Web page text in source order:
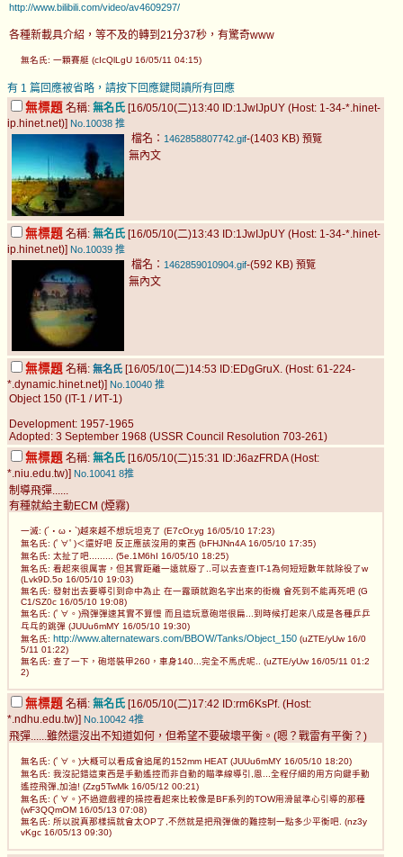
http://www.bilibili.com/video/av4609297/
各種新載具介紹，等不及的轉到21分37秒，有驚奇www
無名氏: 一顆賽艇 (cIcQlLgU 16/05/11 04:15)
有 1 篇回應被省略，請按下回應鍵閱讀所有回應
無標題 名稱: 無名氏 [16/05/10(二)13:40 ID:1JwIJpUY (Host: 1-34-*.hinet-
ip.hinet.net)] No.10038 推
檔名： 1462858807742.gif-(1403 KB) 預覽
無內文
無標題 名稱: 無名氏 [16/05/10(二)13:43 ID:1JwIJpUY (Host: 1-34-*.hinet-
ip.hinet.net)] No.10039 推
檔名： 1462859010904.gif-(592 KB) 預覽
無內文
無標題 名稱: 無名氏 [16/05/10(二)14:53 ID:EDgGruX. (Host: 61-224-
*.dynamic.hinet.net)] No.10040 推
Object 150 (IT-1 / ИТ-1)
Development: 1957-1965
Adopted: 3 September 1968 (USSR Council Resolution 703-261)
無標題 名稱: 無名氏 [16/05/10(二)15:31 ID:J6azFRDA (Host:
*.niu.edu.tw)] No.10041 8推
制導飛彈......
有種就給主動ECM (煙霧)
一滅: (´・ω・`)越來越不想玩坦克了 (E7cOr.yg 16/05/10 17:23)
無名氏: (ﾟ∀ﾟ)＜還好吧 反正應該沒用的東西 (bFHJNn4A 16/05/10 17:35)
無名氏: 太扯了吧......... (5e.1M6hI 16/05/10 18:25)
無名氏: 看起來很厲害，但其實距離一遠就廢了..可以去查查IT-1為何短短數年就除役了w
(Lvk9D.5o 16/05/10 19:03)
無名氏: 發射出去要導引到命中為止 在一露頭就跑名字出來的街機 會死到不能再死吧 (G
C1/SZ0c 16/05/10 19:08)
無名氏: (ﾟ∀。)飛彈彈速其實不算慢 而且這玩意砲塔很扁...到時候打起來八成是各種乒乒
乓乓的跳彈 (JUUu6mMY 16/05/10 19:30)
無名氏: http://www.alternatewars.com/BBOW/Tanks/Object_150 (uZTE/yUw 16/0
5/11 01:22)
無名氏: 查了一下，砲塔裝甲260，車身140...完全不馬虎呢.. (uZTE/yUw 16/05/11 01:2
2)
無標題 名稱: 無名氏 [16/05/10(二)17:42 ID:rm6KsPf. (Host:
*.ndhu.edu.tw)] No.10042 4推
飛彈......雖然還沒出不知道如何，但希望不要破壞平衡。(嗯？戰雷有平衡？)
無名氏: (ﾟ∀。)大概可以看成會追尾的152mm HEAT (JUUu6mMY 16/05/10 18:20)
無名氏: 我沒記錯這東西是手動遙控而非自動的瞄準線導引,恩...全程仔細的用方向鍵手動
遙控飛彈,加油! (Zzg5TwMk 16/05/12 00:21)
無名氏: (ﾟ∀。)不過遊戲裡的操控看起來比較像是BF系列的TOW用滑鼠準心引導的那種
(wF3QQmOM 16/05/13 07:08)
無名氏: 所以說真那樣搞就會太OP了,不然就是把飛彈做的難控制一點多少平衡吧. (nz3y
vKgc 16/05/13 09:30)